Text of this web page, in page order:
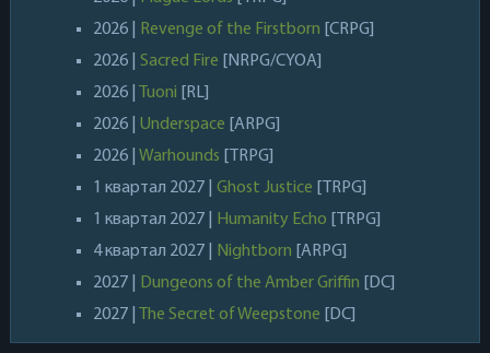
2026 |
Revenge of the Firstborn [CRPG]
2026 | Sacred Fire
[NRPG/CYOA]
2026 |
Tuoni
[RL]
2026 | Underspace [ARPG]
2026 | Warhounds
[TRPG]
1 квартал 2027 | Ghost Justice
[TRPG]
1 квартал 2027 |
Humanity Echo
[TRPG]
4 квартал 2027 |
Nightborn [ARPG]
2027 |
Dungeons of the Amber Griffin
[DC]
2027 |
The Secret of Weepstone [DC]